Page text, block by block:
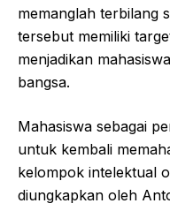
memanglah terbilang
tersebut memiliki
menjadikan
bangsa.
Mahasiswa sebagai
untuk kembali
kelompok intelektual
diungkapkan oleh